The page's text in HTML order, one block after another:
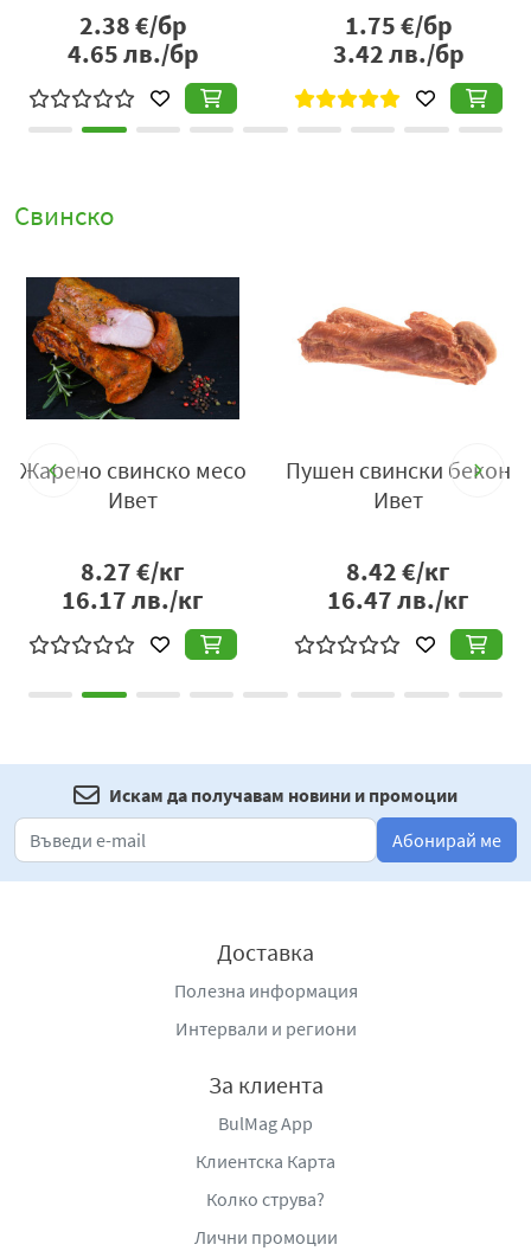
1.48€/бр
2.89лв./бр
2.38€/бр
4.65лв./бр
Свинско
Жарено свинско месо
Ивет
8.27€/кг
16.17лв./кг
Пушен свински бекон
Ивет
8.42€/кг
16.47лв./кг
Искам да получавам новини и промоции
Абонирай ме
Доставка
Полезна информация
Интервали и региони
За клиента
BulMag App
Клиентска Карта
Колко струва?
Лични промоции